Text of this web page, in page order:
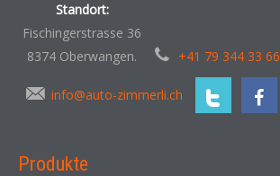
Standort:
Fischingerstrasse 36
8374 Oberwangen.
+41 79 344 33 66
info@auto-zimmerli.ch
Produkte